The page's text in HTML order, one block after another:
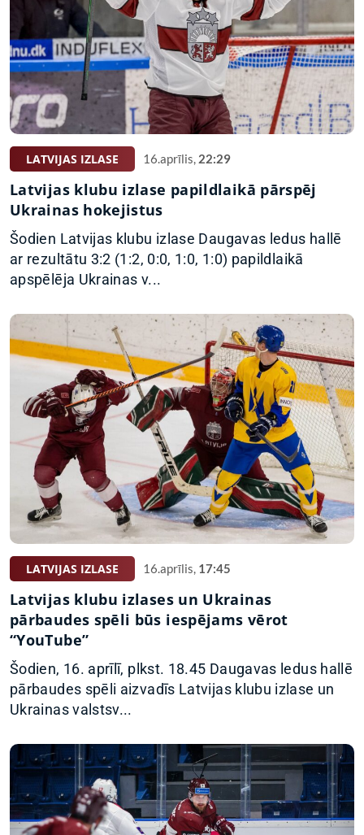
LATVIJAS IZLASE 16.aprīlis, 22:29
Latvijas klubu izlase papildlaikā pārspēj
Ukrainas hokejistus
Šodien Latvijas klubu izlase Daugavas ledus hallē
ar rezultātu 3:2 (1:2, 0:0, 1:0, 1:0) papildlaikā
apspēlēja Ukrainas v...
LATVIJAS IZLASE 16.aprīlis, 17:45
Latvijas klubu izlases un Ukrainas
pārbaudes spēli būs iespējams vērot
“YouTube”
Šodien, 16. aprīlī, plkst. 18.45 Daugavas ledus hallē
pārbaudes spēli aizvadīs Latvijas klubu izlase un
Ukrainas valstsv...